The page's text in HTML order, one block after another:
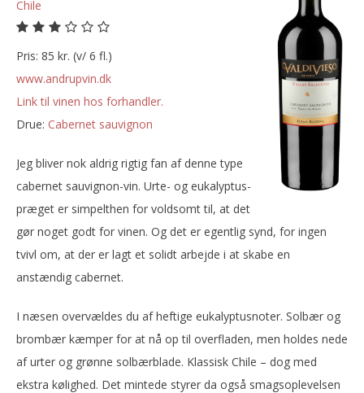
Chile
Pris: 85 kr. (v/ 6 fl.)
www.andrupvin.dk
Link til vinen hos forhandler.
Drue:
cabernet sauvignon
Jeg bliver nok aldrig rigtig fan af denne type
cabernet sauvignon-vin. Urte- og eukalyptus-
præget er simpelthen for voldsomt til, at det
gør noget godt for vinen. Og det er egentlig synd, for ingen
tvivl om, at der er lagt et solidt arbejde i at skabe en
anstændig cabernet.
I næsen overvældes du af heftige eukalyptusnoter. Solbær og
brombær kæmper for at nå op til overfladen, men holdes nede
af urter og grønne solbærblade. Klassisk Chile – dog med
ekstra kølighed. Det mintede styrer da også smagsoplevelsen